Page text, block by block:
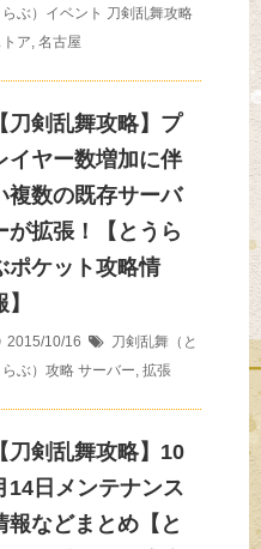
らぶ）イベント 刀剣乱舞攻略
トア, 名古屋
【刀剣乱舞攻略】プ
イヤー数増加に伴
複数の既存サーバ
が拡張！【とうら
ポケット攻略情
2015/10/16
刀剣乱舞（と
らぶ）攻略 サーバー, 拡張
【刀剣乱舞攻略】10
14日メンテナンス
報などまとめ【と